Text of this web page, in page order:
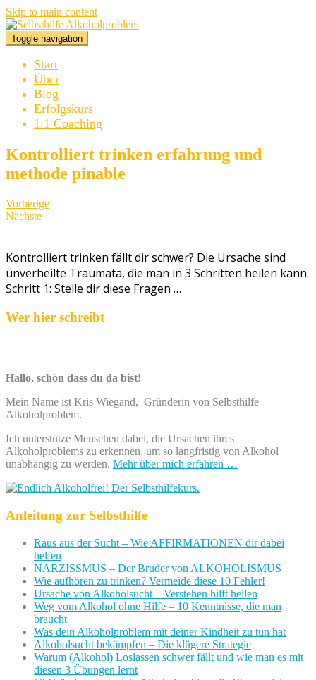
Skip to main content
Toggle navigation
Start
Über
Blog
Erfolgskurs
1:1 Coaching
Kontrolliert trinken erfahrung und
methode pinable
Vorherige
Nächste
Kontrolliert trinken fällt dir schwer? Die Ursache sind
unverheilte Traumata, die man in 3 Schritten heilen kann.
Schritt 1: Stelle dir diese Fragen …
Wer hier schreibt
Hallo, schön dass du da bist!
Mein Name ist Kris Wiegand, Gründerin von Selbsthilfe
Alkoholproblem.
Ich unterstütze Menschen dabei, die Ursachen ihres
Alkoholproblems zu erkennen, um so langfristig von Alkohol
unabhängig zu werden. Mehr über mich erfahren …
Anleitung zur Selbsthilfe
Raus aus der Sucht – Wie AFFIRMATIONEN dir dabei
helfen
NARZISSMUS – Der Bruder von ALKOHOLISMUS
Wie aufhören zu trinken? Vermeide diese 10 Fehler!
Ursache von Alkoholsucht – Verstehen hilft heilen
Weg vom Alkohol ohne Hilfe – 10 Kenntnisse, die man
braucht
Was dein Alkoholproblem mit deiner Kindheit zu tun hat
Alkoholsucht bekämpfen – Die klügere Strategie
Warum (Alkohol) Loslassen schwer fällt und wie man es mit
diesen 3 Übungen lernt